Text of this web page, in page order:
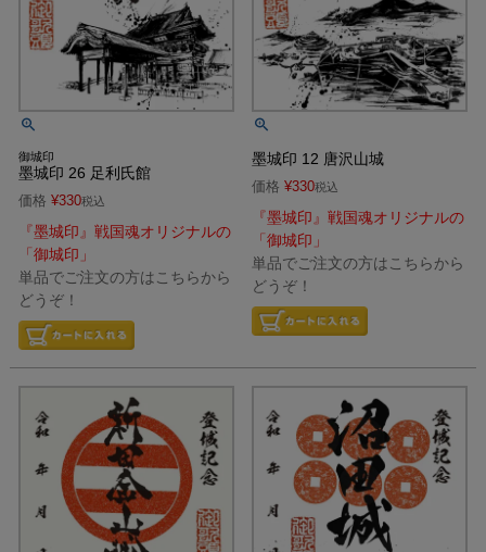
御城印
墨城印 26 足利氏館
価格 ¥330税込
『墨城印』戦国魂オリジナルの
「御城印」
単品でご注文の方はこちらから
どうぞ！
墨城印 12 唐沢山城
価格 ¥330税込
『墨城印』戦国魂オリジナルの
「御城印」
単品でご注文の方はこちらから
どうぞ！